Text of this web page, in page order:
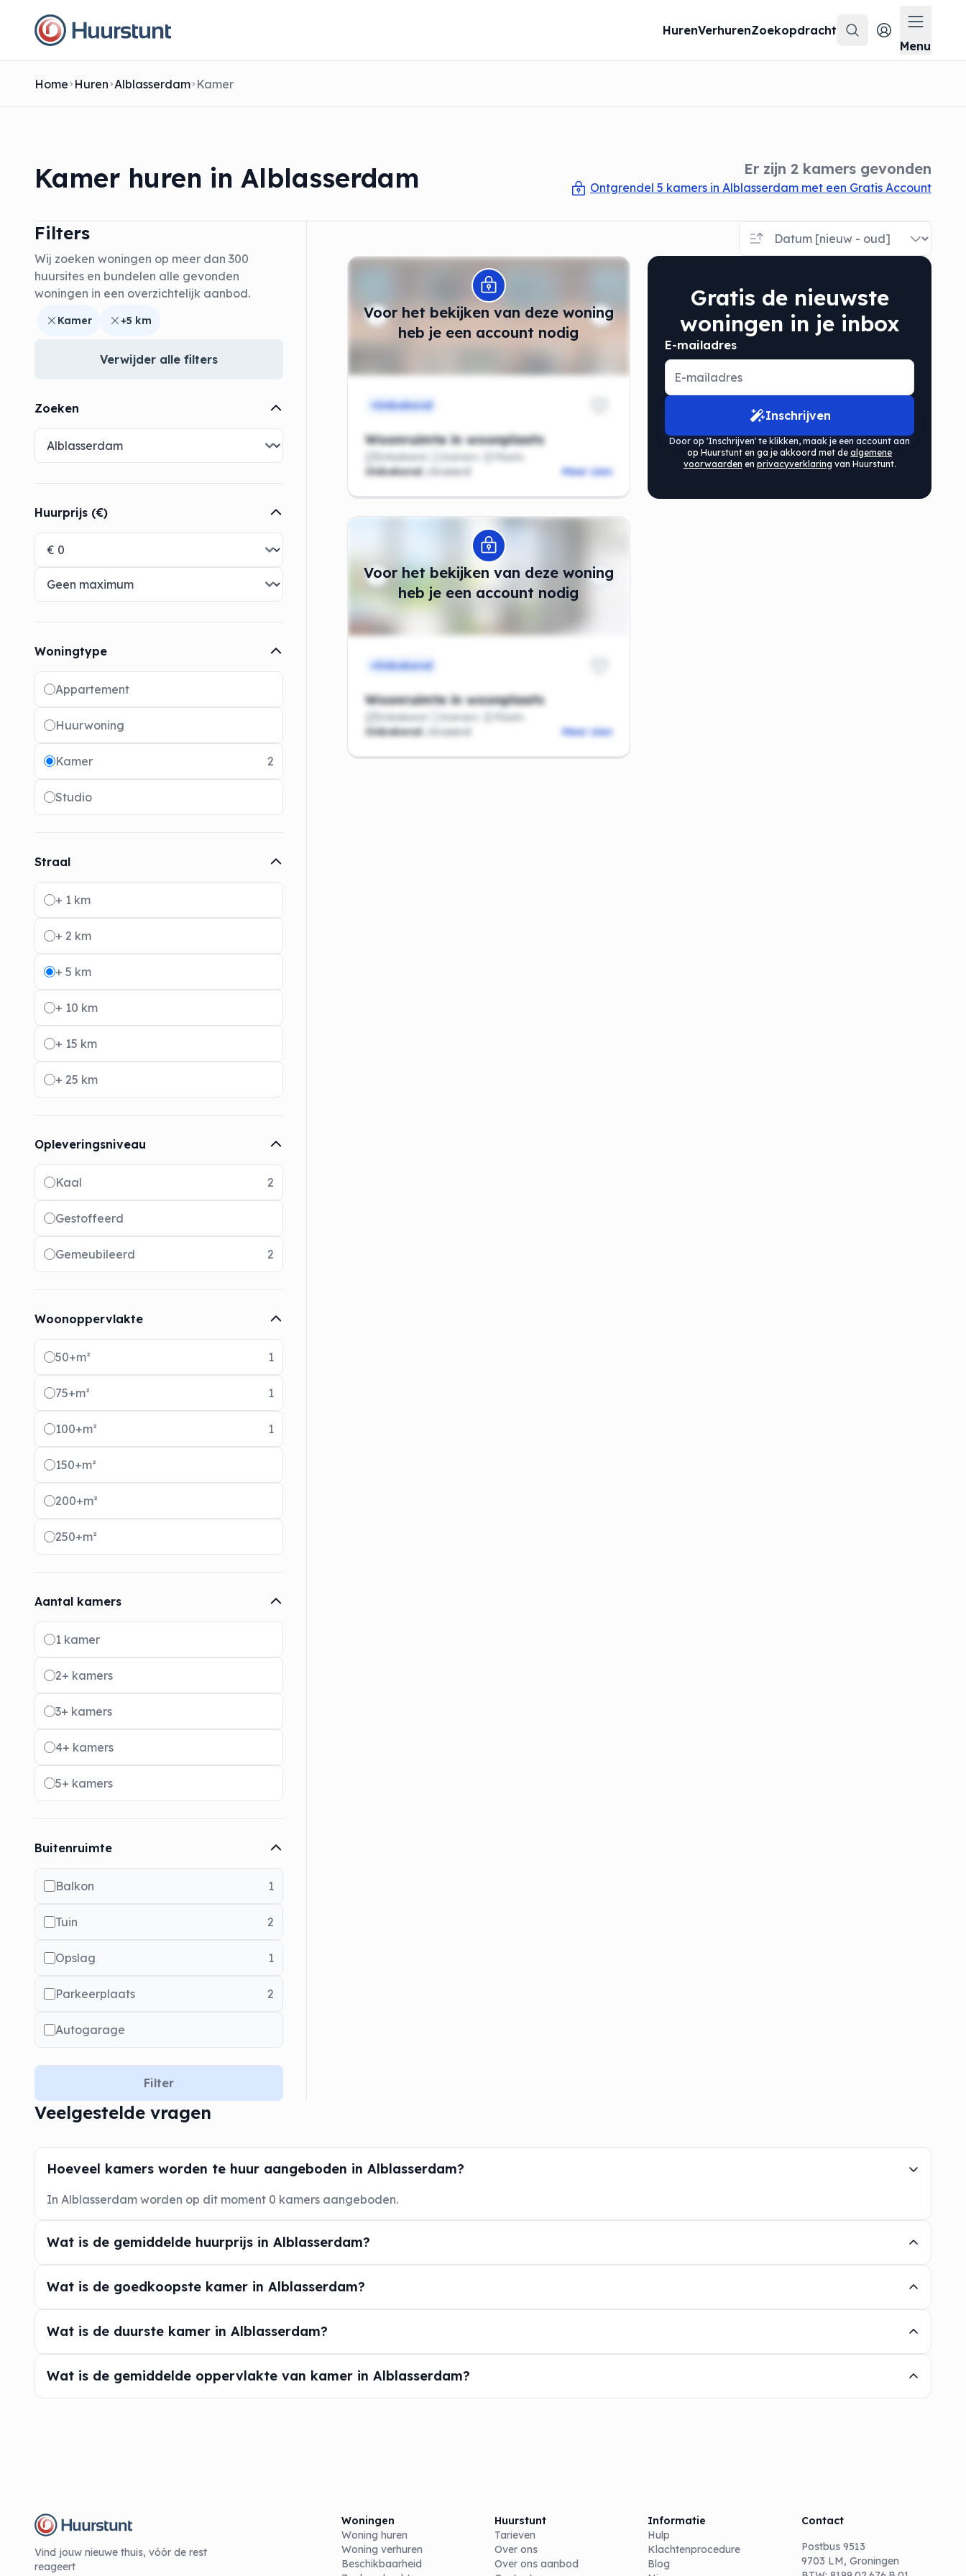
HurenVerhurenZoekopdracht
Zoeken
Menu
Menu
Home Huren Alblasserdam Kamer
Kamer huren in Alblasserdam Er zijn 2 kamers gevonden
Ontgrendel 5 kamers in Alblasserdam met een Gratis Account
Filters
Wij zoeken woningen op meer dan 300
huursites en bundelen alle gevonden
woningen in een overzichtelijk aanbod.
Kamer +5 km
Verwijder alle filters
Zoeken
Huurprijs (€)
Woningtype
Radio buttons
Appartement
Huurwoning
Kamer 2
Studio
Straal
Radio buttons
+ 1 km
+ 2 km
+ 5 km
+ 10 km
+ 15 km
+ 25 km
Opleveringsniveau
Radio buttons
Kaal 2
Gestoffeerd
Gemeubileerd 2
Woonoppervlakte
Radio buttons
50+m² 1
75+m² 1
100+m² 1
150+m²
200+m²
250+m²
Aantal kamers
Radio buttons
1 kamer
2+ kamers
3+ kamers
4+ kamers
5+ kamers
Buitenruimte
Balkon 1
Tuin 2
Opslag 1
Parkeerplaats 2
Autogarage
Filter
Voor het bekijken van deze woning
heb je een account nodig
Modal openen
Onbekend
Woonruimte in woonplaats
Onbekend Kamers
Plaats
Onbekend
/maand Meer zien
Gratis de nieuwste
woningen in je inbox
E-mailadres
Inschrijven
Door op 'Inschrijven' te klikken, maak je een account aan
op Huurstunt en ga je akkoord met dealgemene
voorwaarden en privacyverklaring van Huurstunt.
Voor het bekijken van deze woning
heb je een account nodig
Modal openen
Onbekend
Woonruimte in woonplaats
Onbekend Kamers
Plaats
Onbekend
/maand Meer zien
Veelgestelde vragen
Hoeveel kamers worden te huur aangeboden in Alblasserdam?
In Alblasserdam worden op dit moment 0 kamers aangeboden.
Wat is de gemiddelde huurprijs in Alblasserdam?
Wat is de goedkoopste kamer in Alblasserdam?
Wat is de duurste kamer in Alblasserdam?
Wat is de gemiddelde oppervlakte van kamer in Alblasserdam?
Vind jouw nieuwe thuis, vóór de rest
reageert
Woningen
Woning huren
Woning verhuren
Beschikbaarheid
Huurstunt
Tarieven
Over ons
Over ons aanbod
Informatie
Hulp
Klachtenprocedure
Blog
Contact
Postbus 9513
9703 LM, Groningen